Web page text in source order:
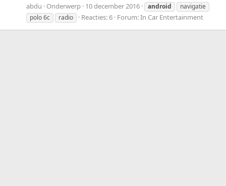
abdu Onderwerp 10 december 2016 android
navigatie
polo 6c
radio Reacties: 6 Forum:In Car Entertainment